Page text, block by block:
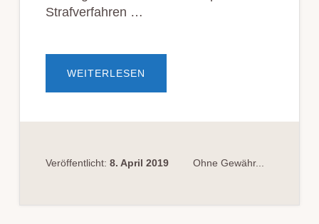
Strafverfahren …
WEITERLESEN
SCHMERZENSGELD
Veröffentlicht: 8. April 2019 Ohne Gewähr...